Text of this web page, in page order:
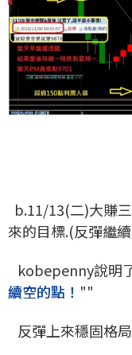
b.11/13(二)大賺
來的目標.(反彈繼
kobepenny說明
續空的點！ ""
反彈上來穩固格